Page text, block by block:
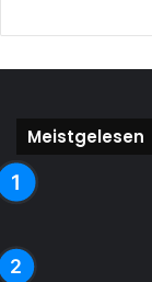
Meistgelesen